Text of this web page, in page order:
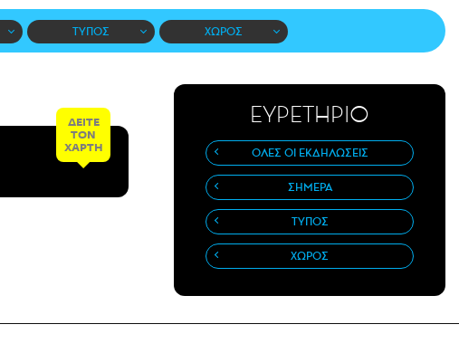
ΤΥΠΟΣ ΧΩΡΟΣ
ΔΕΙΤΕ
ΤΟΝ
ΧΑΡΤΗ
ΕΥΡΕΤΗΡΙΟ
ΟΛΕΣ ΟΙ ΕΚΔΗΛΩΣΕΙΣ
ΣΗΜΕΡΑ
ΤΥΠΟΣ
ΧΩΡΟΣ